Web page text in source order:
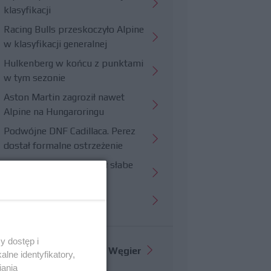
klasyfikacji
Racing Bulls przeskoczyło Alpine
w klasyfikacji generalnej
Hulkenberg w końcu z punktami
w tym sezonie
Aston Martin zagroził nawet
Alpine na Hungaroringu
Podwójne DNF Cadillaca. Perez
dostał formalne ostrzeżenie
Hungaroring potwierdził słabe
Więcej informacji o GP Węgier
dostęp i
identyfikatory,